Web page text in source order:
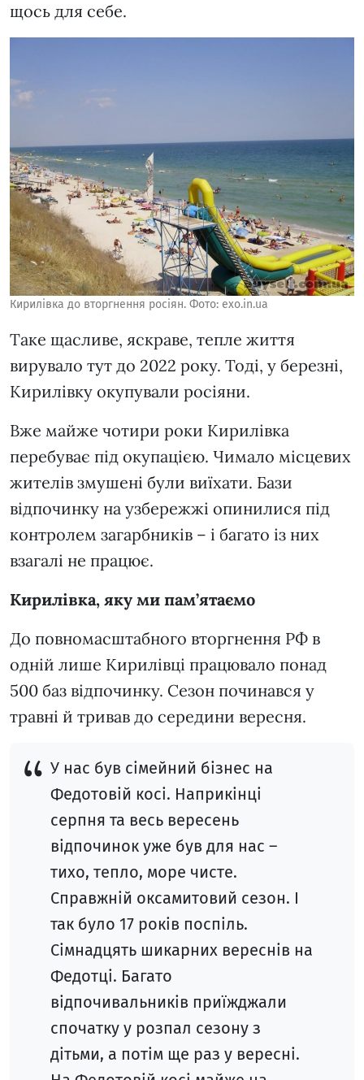
щось для себе.
Кирилівка до вторгнення росіян. Фото: exo.in.ua
Таке щасливе, яскраве, тепле життя
вирувало тут до 2022 року. Тоді, у березні,
Кирилівку окупували росіяни.
Вже майже чотири роки Кирилівка
перебуває під окупацією. Чимало місцевих
жителів змушені були виїхати. Бази
відпочинку на узбережжі опинилися під
контролем загарбників – і багато із них
взагалі не працює.
Кирилівка, яку ми пам’ятаємо
До повномасштабного вторгнення РФ в
одній лише Кирилівці працювало понад
500 баз відпочинку. Сезон починався у
травні й тривав до середини вересня.
У нас був сімейний бізнес на
Федотовій косі. Наприкінці
серпня та весь вересень
відпочинок уже був для нас –
тихо, тепло, море чисте.
Справжній оксамитовий сезон. І
так було 17 років поспіль.
Сімнадцять шикарних вереснів на
Федотці. Багато
відпочивальників приїжджали
спочатку у розпал сезону з
дітьми, а потім ще раз у вересні.